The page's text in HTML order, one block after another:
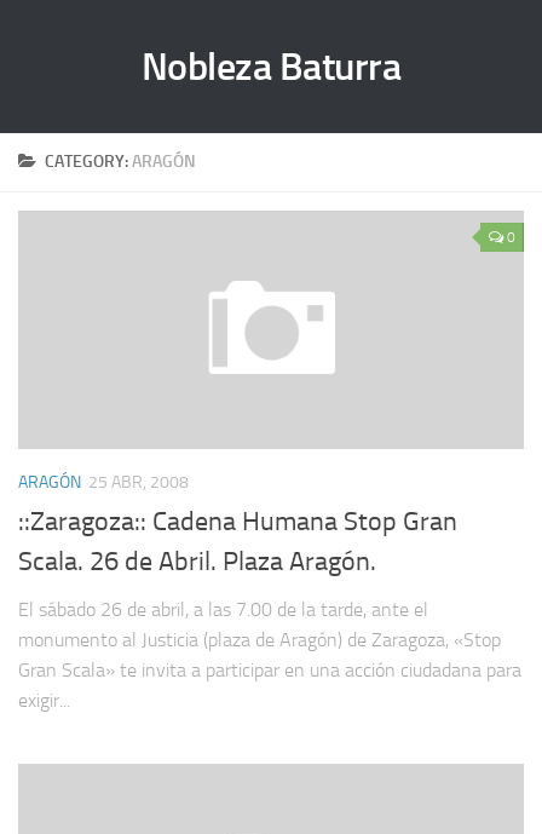
Nobleza Baturra
CATEGORY:ARAGÓN
0
ARAGÓN 25 ABR, 2008
::Zaragoza:: Cadena Humana Stop Gran
Scala. 26 de Abril. Plaza Aragón.
El sábado 26 de abril, a las 7.00 de la tarde, ante el
monumento al Justicia (plaza de Aragón) de Zaragoza, «Stop
Gran Scala» te invita a participar en una acción ciudadana para
exigir...